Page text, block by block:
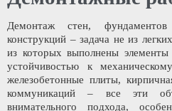
Демонтаж стен,
конструкций – задача не из
из которых выполнены элементы
устойчивостью к
железобетонные плиты,
коммуникаций – все эти
внимательного подхода,